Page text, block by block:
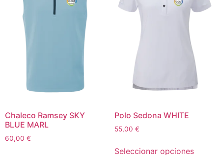
Chaleco Ramsey SKY
BLUE MARL
60,00 €
Polo Sedona WHITE
55,00 €
Seleccionar opciones